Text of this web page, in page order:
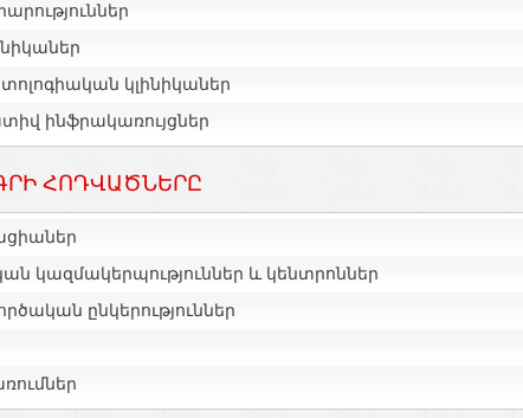
կլինիկաներ
ինֆրակառույցներ
ՀՈԴՎԱԾՆԵՐԸ
կազմակերպություններ և կենտրոններ
ընկերություններ